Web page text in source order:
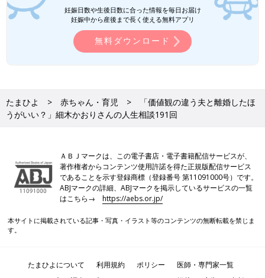
妊娠日数や生後日数に合った情報を毎日お届け
妊娠中から産後まで長く使える無料アプリ
無料ダウンロード
たまひよ 赤ちゃん・育児
「価値観の違う夫と離婚したほ
うがいい？」細木かおりさんの人生相談191回
ＡＢＪマークは、この電子書店・電子書籍配信サービスが、
著作権者からコンテンツ使用許諾を得た正規版配信サービス
であることを示す登録商標（登録番号 第11091000号）です。
ABJマークの詳細、ABJマークを掲示しているサービスの一覧
はこちら→https://aebs.or.jp/
本サイトに掲載されている記事・写真・イラスト等のコンテンツの無断転載を禁じま
す。
たまひよについて 利用規約 ポリシー
医師・専門家一覧